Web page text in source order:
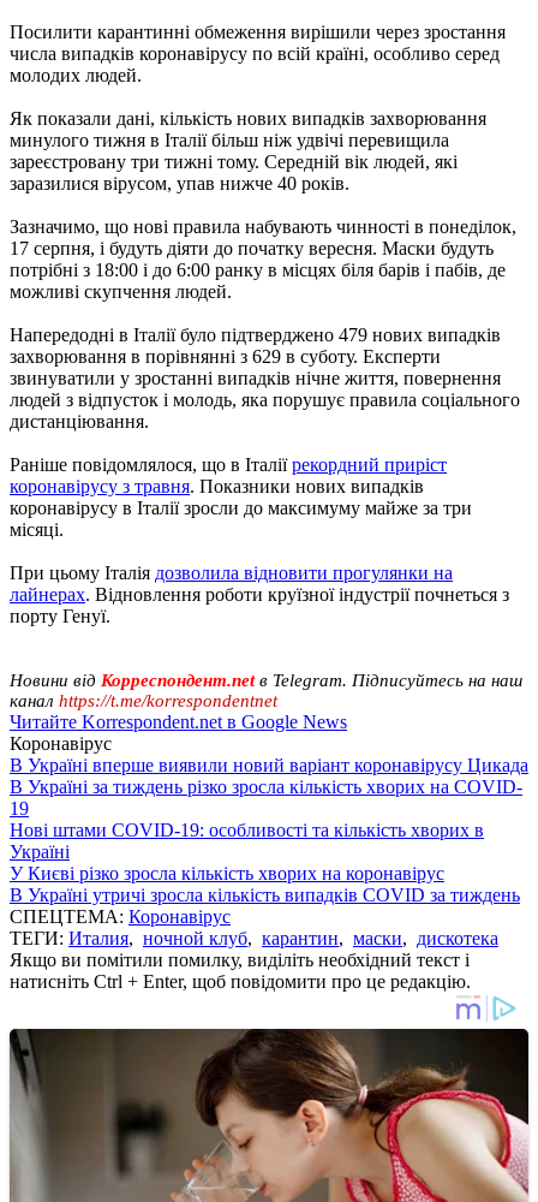
Посилити карантинні обмеження вирішили через зростання
числа випадків коронавірусу по всій країні, особливо серед
молодих людей.
Як показали дані, кількість нових випадків захворювання
минулого тижня в Італії більш ніж удвічі перевищила
зареєстровану три тижні тому. Середній вік людей, які
заразилися вірусом, упав нижче 40 років.
Зазначимо, що нові правила набувають чинності в понеділок,
17 серпня, і будуть діяти до початку вересня. Маски будуть
потрібні з 18:00 і до 6:00 ранку в місцях біля барів і пабів, де
можливі скупчення людей.
Напередодні в Італії було підтверджено 479 нових випадків
захворювання в порівнянні з 629 в суботу. Експерти
звинуватили у зростанні випадків нічне життя, повернення
людей з відпусток і молодь, яка порушує правила соціального
дистанціювання.
Раніше повідомлялося, що в Італіїрекордний приріст
коронавірусу з травня. Показники нових випадків
коронавірусу в Італії зросли до максимуму майже за три
місяці.
При цьому Італія дозволила відновити прогулянки на
лайнерах. Відновлення роботи круїзної індустрії почнеться з
порту Генуї.
Новини від Корреспондент.netв Telegram. Підписуйтесь на наш
канал https://t.me/korrespondentnet
Читайте Korrespondent.net в Google News
Коронавірус
В Україні вперше виявили новий варіант коронавірусу Цикада
В Україні за тиждень різко зросла кількість хворих на COVID-
19
Нові штами COVID-19: особливості та кількість хворих в
Україні
У Києві різко зросла кількість хворих на коронавірус
В Україні утричі зросла кількість випадків COVID за тиждень
СПЕЦТЕМА: Коронавірус
ТЕГИ: Италия, ночной клуб, карантин, маски, дискотека
Якщо ви помітили помилку, виділіть необхідний текст і
натисніть Ctrl + Enter, щоб повідомити про це редакцію.